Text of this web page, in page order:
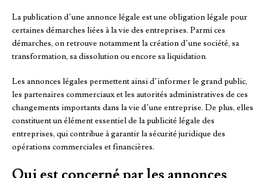
La publication d’une annonce légale est une obligation légale pour
certaines démarches liées à la vie des entreprises. Parmi ces
démarches, on retrouve notamment la création d’une société, sa
transformation, sa dissolution ou encore sa liquidation.
Les annonces légales permettent ainsi d’informer le grand public,
les partenaires commerciaux et les autorités administratives de ces
changements importants dans la vie d’une entreprise. De plus, elles
constituent un élément essentiel de la publicité légale des
entreprises, qui contribue à garantir la sécurité juridique des
opérations commerciales et financières.